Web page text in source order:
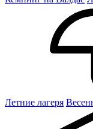
Летние лагеря